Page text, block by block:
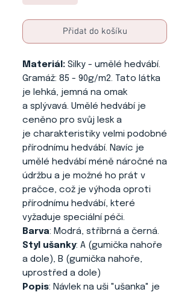
Přidat do košíku
Materiál: Silky - umělé hedvábí.
Gramáž: 85 - 90g/m2. Tato látka
je lehká, jemná na omak
a splývavá. Umělé hedvábí je
ceněno pro svůj lesk a
je charakteristiky velmi podobné
přírodnímu hedvábí. Navíc je
umělé hedvábí méně náročné na
údržbu a je možné ho prát v
pračce, což je výhoda oproti
přírodnímu hedvábí, které
vyžaduje speciální péči.
Barva: Modrá, stříbrná a černá.
Styl ušanky: A (gumička nahoře
a dole), B (gumička nahoře,
uprostřed a dole)
Popis: Návlek na uši "ušanka" je